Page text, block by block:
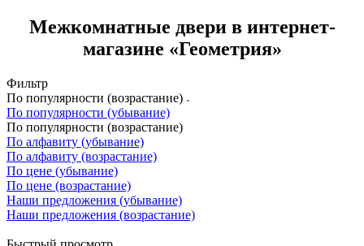
Межкомнатные двери в интернет-
магазине «Геометрия»
Фильтр
По популярности (возрастание)
По популярности (убывание)
По популярности (возрастание)
По алфавиту (убывание)
По алфавиту (возрастание)
По цене (убывание)
По цене (возрастание)
Наши предложения (убывание)
Наши предложения (возрастание)